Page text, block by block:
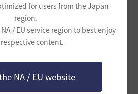
for users from the Japan
region.
/ EU service region to best enjoy
content.
NA / EU website
ガルの秒時計！
依頼「[シーズン]プガルの特別な秒時
プガルの秒時計をご使用ください！